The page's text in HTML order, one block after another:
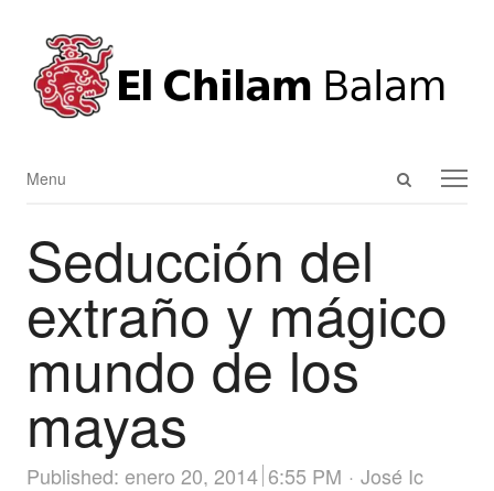
Open
Menu
Menu
Seducción del
extraño y mágico
mundo de los
mayas
Published: enero 20, 2014 6:55 PM Author
José Ic